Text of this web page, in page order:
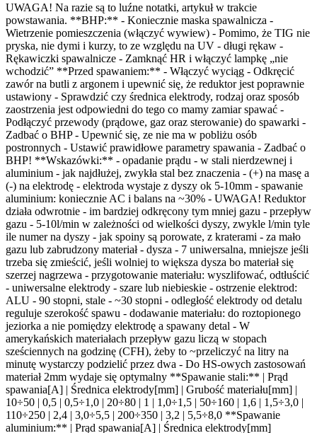
UWAGA! Na razie są to luźne notatki, artykuł w trakcie
powstawania. **BHP:** - Koniecznie maska spawalnicza -
Wietrzenie pomieszczenia (włączyć wywiew) - Pomimo, że TIG nie
pryska, nie dymi i kurzy, to ze względu na UV - długi rękaw -
Rękawiczki spawalnicze - Zamknąć HR i włączyć lampkę „nie
wchodzić” **Przed spawaniem:** - Włączyć wyciąg - Odkręcić
zawór na butli z argonem i upewnić się, że reduktor jest poprawnie
ustawiony - Sprawdzić czy średnica elektrody, rodzaj oraz sposób
zaostrzenia jest odpowiedni do tego co mamy zamiar spawać -
Podłączyć przewody (prądowe, gaz oraz sterowanie) do spawarki -
Zadbać o BHP - Upewnić się, ze nie ma w pobliżu osób
postronnych - Ustawić prawidłowe parametry spawania - Zadbać o
BHP! **Wskazówki:** - opadanie prądu - w stali nierdzewnej i
aluminium - jak najdłużej, zwykła stal bez znaczenia - (+) na masę a
(-) na elektrodę - elektroda wystaje z dyszy ok 5-10mm - spawanie
aluminium: koniecznie AC i balans na ~30% - UWAGA! Reduktor
działa odwrotnie - im bardziej odkręcony tym mniej gazu - przepływ
gazu - 5-10l/min w zależności od wielkości dyszy, zwykle l/min tyle
ile numer na dyszy - jak spoiny są porowate, z kraterami - za mało
gazu lub zabrudzony materiał - dysza - 7 uniwersalna, mniejsze jeśli
trzeba się zmieścić, jeśli wolniej to większa dysza bo materiał się
szerzej nagrzewa - przygotowanie materiału: wyszlifować, odtłuścić
- uniwersalne elektrody - szare lub niebieskie - ostrzenie elektrod:
ALU - 90 stopni, stale - ~30 stopni - odległość elektrody od detalu
reguluje szerokość spawu - dodawanie materiału: do roztopionego
jeziorka a nie pomiędzy elektrodę a spawany detal - W
amerykańskich materiałach przepływ gazu liczą w stopach
sześciennych na godzinę (CFH), żeby to ~przeliczyć na litry na
minutę wystarczy podzielić przez dwa - Do HS-owych zastosowań
materiał 2mm wydaje się optymalny **Spawanie stali:** | Prąd
spawania[A] | Średnica elektrody[mm] | Grubość materiału[mm] |
10÷50 | 0,5 | 0,5÷1,0 | 20÷80 | 1 | 1,0÷1,5 | 50÷160 | 1,6 | 1,5÷3,0 |
110÷250 | 2,4 | 3,0÷5,5 | 200÷350 | 3,2 | 5,5÷8,0 **Spawanie
aluminium:** | Prąd spawania[A] | Średnica elektrody[mm]